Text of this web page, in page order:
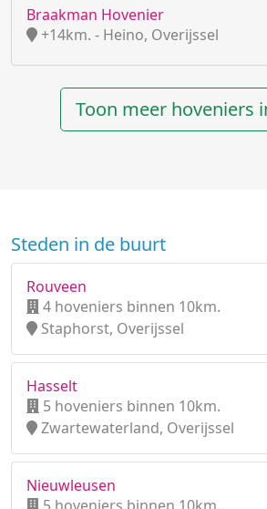
Braakman Hovenier
+14km. - Heino, Overijssel
Toon meer hoveniers
Steden in de buurt
Rouveen
4 hoveniers binnen 10km.
Staphorst, Overijssel
Hasselt
5 hoveniers binnen 10km.
Zwartewaterland, Overijssel
Nieuwleusen